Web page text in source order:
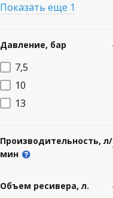
Показать еще 1
Давление, бар
7,5
10
13
Производительность, л/
мин
Объем ресивера, л.